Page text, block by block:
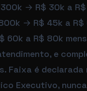
→ R$ 30k a
→ R$ 45k a R$
60k a R$ 80k
e
Faixa é
Executivo,